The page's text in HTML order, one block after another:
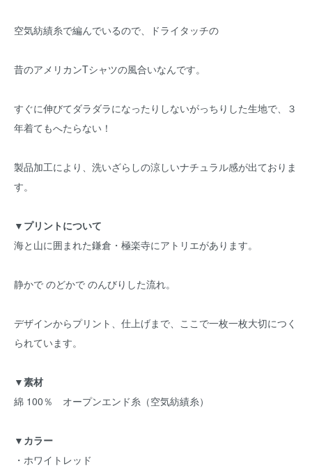
空気紡績糸で編んでいるので、ドライタッチの
昔のアメリカンTシャツの風合いなんです。
すぐに伸びてダラダラになったりしないがっちりした生地で、３
年着てもへたらない！
製品加工により、洗いざらしの涼しいナチュラル感が出ておりま
す。
▼プリントについて
海と山に囲まれた鎌倉・極楽寺にアトリエがあります。
静かで のどかで のんびりした流れ。
デザインからプリント、仕上げまで、ここで一枚一枚大切につく
られています。
▼素材
綿 100％ オープンエンド糸（空気紡績糸）
▼カラー
・ホワイトレッド